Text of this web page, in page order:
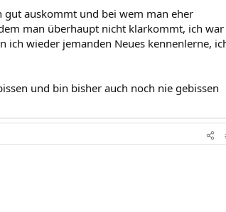
auskommt und bei wem man eher
man überhaupt nicht klarkommt, ich war
ich wieder jemanden Neues kennenlerne,
und bin bisher auch noch nie gebissen